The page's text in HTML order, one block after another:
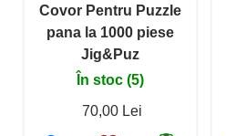
Covor Pentru Puzzle
pana la 1000 piese
Jig&Puz
În stoc (5)
70,00 Lei